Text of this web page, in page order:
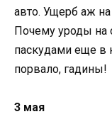
авто. Ущерб аж
Почему уроды на
паскудами еще в
порвало, гадины!
3 мая